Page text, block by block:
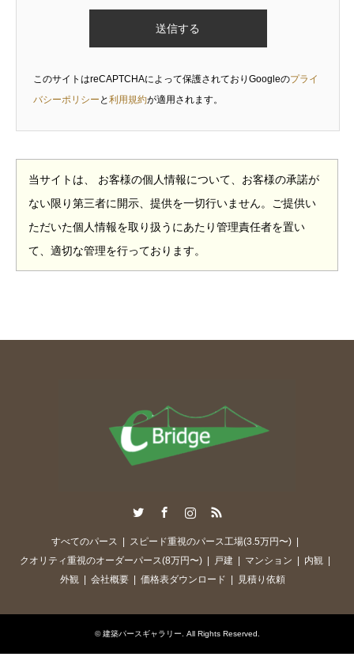
このサイトはreCAPTCHAによって保護されておりGoogleのプライ
バシーポリシー と利用規約が適用されます。
当サイトは、 お客様の個人情報について、お客様の承諾が
ない限り第三者に開示、提供を一切行いません。ご提供い
ただいた個人情報を取り扱うにあたり管理責任者を置い
て、適切な管理を行っております。
RSS
すべてのパース
スピード重視のパース工場(3.5万円〜)
クオリティ重視のオーダーパース(8万円〜)
戸建 マンション
内観
外観
会社概要 価格表ダウンロード 見積り依頼
©建築パースギャラリー . All Rights Reserved.